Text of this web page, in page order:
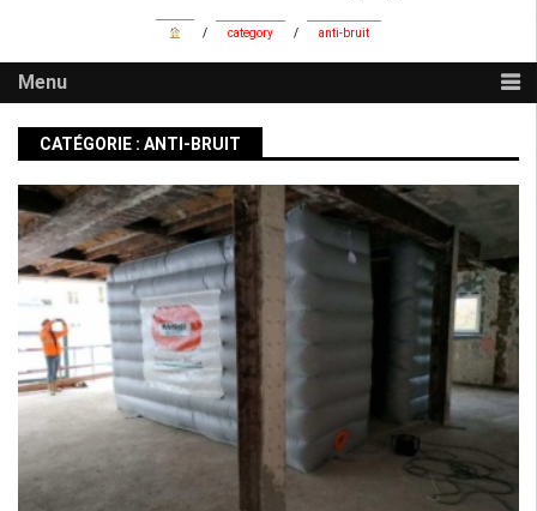
/ category / anti-bruit
Menu
CATÉGORIE : ANTI-BRUIT